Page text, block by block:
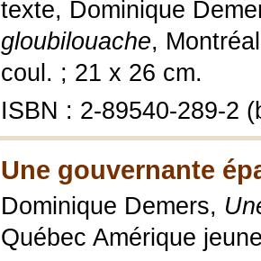
texte, Dominique
gloubilouache,
coul. ; 21 x 26 cm.
ISBN : 2-89540-289-2
Une gouvernante
Dominique Demers,
Québec Amérique